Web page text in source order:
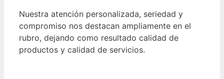
Nuestra atención personalizada, seriedad y
compromiso nos destacan ampliamente en el
rubro, dejando como resultado calidad de
productos y calidad de servicios.